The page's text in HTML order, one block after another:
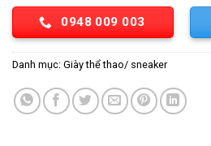
0948 009 003
Danh mục: Giày thể thao/ sneaker